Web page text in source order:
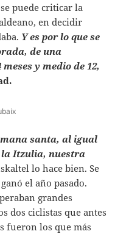
puede criticar la
en decidir
Y es por lo que se
de una
y medio de 12,
santa, al igual
la Itzulia, nuestra
lo hace bien. Se
el año pasado.
grandes
dos ciclistas que antes
fueron los que más